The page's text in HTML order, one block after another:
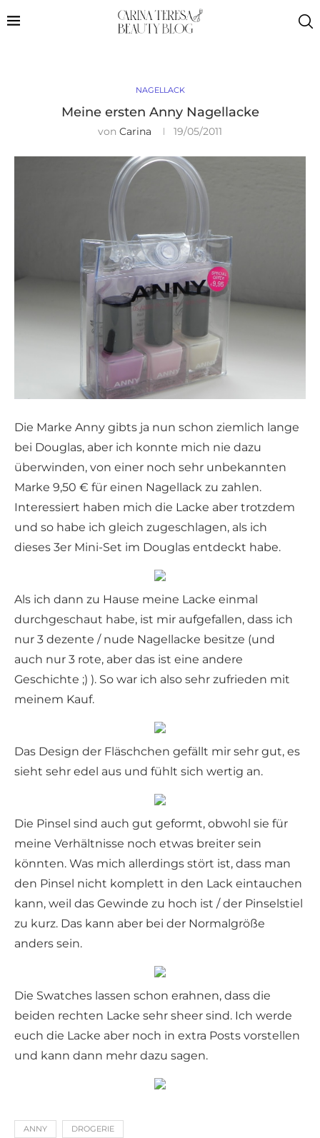
NAGELLACK
Meine ersten Anny Nagellacke
von Carina 19/05/2011
Die Marke Anny gibts ja nun schon ziemlich lange
bei Douglas, aber ich konnte mich nie dazu
überwinden, von einer noch sehr unbekannten
Marke 9,50 € für einen Nagellack zu zahlen.
Interessiert haben mich die Lacke aber trotzdem
und so habe ich gleich zugeschlagen, als ich
dieses 3er Mini-Set im Douglas entdeckt habe.
Als ich dann zu Hause meine Lacke einmal
durchgeschaut habe, ist mir aufgefallen, dass ich
nur 3 dezente / nude Nagellacke besitze (und
auch nur 3 rote, aber das ist eine andere
Geschichte ;) ). So war ich also sehr zufrieden mit
meinem Kauf.
Das Design der Fläschchen gefällt mir sehr gut, es
sieht sehr edel aus und fühlt sich wertig an.
Die Pinsel sind auch gut geformt, obwohl sie für
meine Verhältnisse noch etwas breiter sein
könnten. Was mich allerdings stört ist, dass man
den Pinsel nicht komplett in den Lack eintauchen
kann, weil das Gewinde zu hoch ist / der Pinselstiel
zu kurz. Das kann aber bei der Normalgröße
anders sein.
Die Swatches lassen schon erahnen, dass die
beiden rechten Lacke sehr sheer sind. Ich werde
euch die Lacke aber noch in extra Posts vorstellen
und kann dann mehr dazu sagen.
ANNY DROGERIE